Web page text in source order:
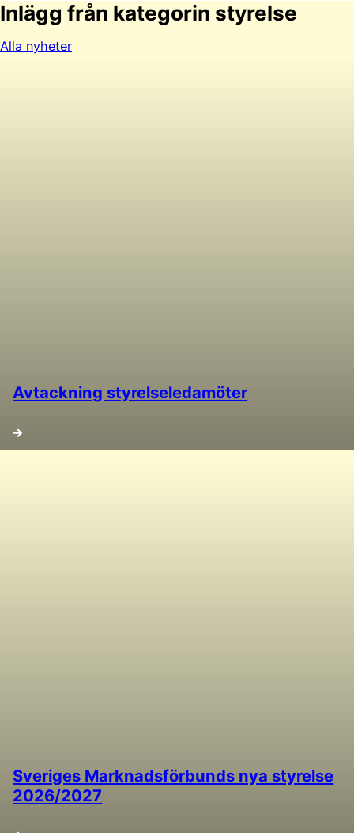
Inlägg från kategorin styrelse
Alla nyheter
Avtackning styrelseledamöter
Sveriges Marknadsförbunds nya styrelse
2026/2027